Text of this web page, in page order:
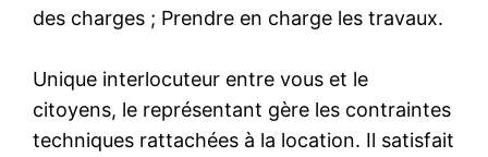
des charges ; Prendre en charge les travaux.
Unique interlocuteur entre vous et le
citoyens, le représentant gère les contraintes
techniques rattachées à la location. Il satisfait